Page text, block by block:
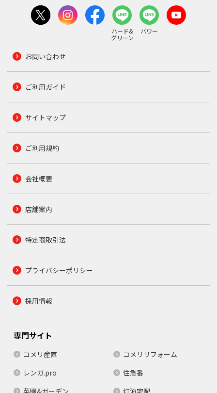
ハード&
グリーン
パワー
お問い合わせ
ご利用ガイド
サイトマップ
ご利用規約
会社概要
店舗案内
特定商取引法
プライバシーポリシー
採用情報
専門サイト
コメリ産直
コメリリフォーム
レンガ.pro
住急番
菜園&ガーデン
灯油宅配